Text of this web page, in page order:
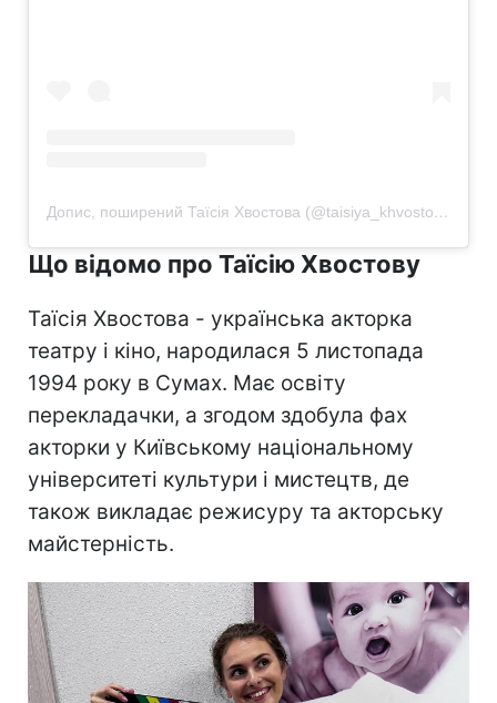
Допис, поширений Таїсія Хвостова (@taisiya_khvostova)
Що відомо про Таїсію Хвостову
Таїсія Хвостова - українська акторка
театру і кіно, народилася 5 листопада
1994 року в Сумах. Має освіту
перекладачки, а згодом здобула фах
акторки у Київському національному
університеті культури і мистецтв, де
також викладає режисуру та акторську
майстерність.